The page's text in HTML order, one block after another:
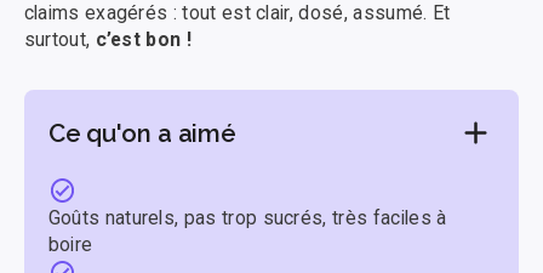
claims exagérés : tout est clair, dosé, assumé. Et
surtout, c’est bon !
Ce qu'on a aimé
Goûts naturels, pas trop sucrés, très faciles à
boire